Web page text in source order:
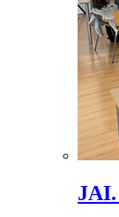
JAI.